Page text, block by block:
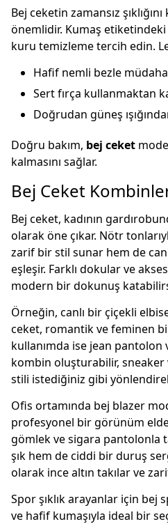
Bej ceketin zamansız
önemlidir. Kumaş
kuru temizleme tercih edin.
Hafif nemli bezle
Sert fırça kullanmaktan
Doğrudan güneş
Doğru bakım, bej ceket
kalmasını sağlar.
Bej Ceket
Bej ceket, kadının
olarak öne çıkar. Nötr
zarif bir stil sunar hem de
eşleşir. Farklı dokular ve
modern bir dokunuş
Örneğin, canlı bir çiçekli
ceket, romantik ve feminen
kullanımda ise jean
kombin oluşturabilir, sneaker
stili istediğiniz gibi
Ofis ortamında bej blazer
profesyonel bir görünüm
gömlek ve sigara pantolonla
şık hem de ciddi bir duruş
olarak ince altın takılar ve
Spor şıklık arayanlar için bej
ve hafif kumaşıyla ideal bir